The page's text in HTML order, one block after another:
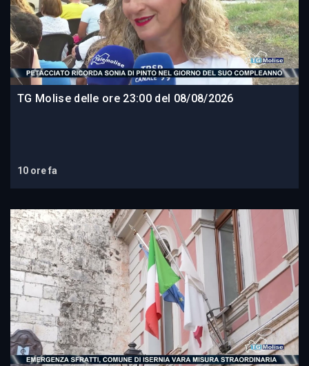
TG Molise delle ore 23:00 del 08/08/2026
10 ore fa